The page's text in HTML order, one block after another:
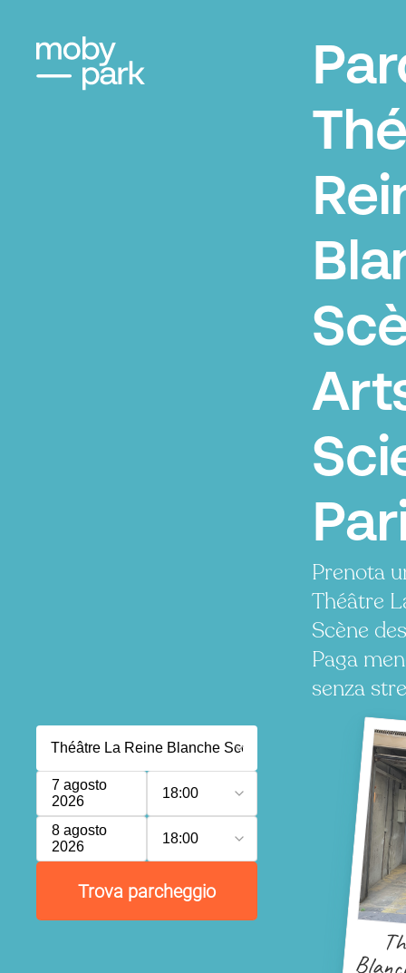
Prenota
Théâtre
Scène
Paga
senza
7 agosto
2026
18:00
8 agosto
2026
18:00
Trova parcheggio